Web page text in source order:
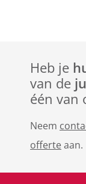
Heb je
van de
één van
Neem
offerteaan.